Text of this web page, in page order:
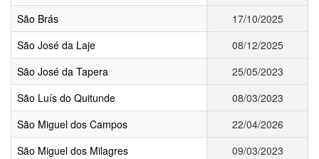
São Brás
17/10/2025
São José da Laje
08/12/2025
São José da Tapera
25/05/2023
São Luís do Quitunde
08/03/2023
São Miguel dos Campos
22/04/2026
São Miguel dos Milagres
09/03/2023